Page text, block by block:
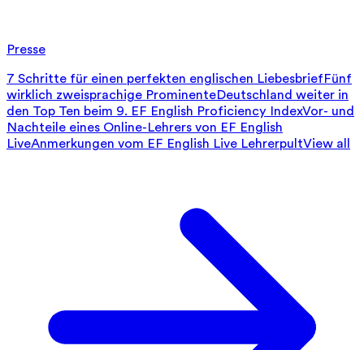
Presse
7 Schritte für einen perfekten englischen LiebesbriefFünf
wirklich zweisprachige ProminenteDeutschland weiter in
den Top Ten beim 9. EF English Proficiency IndexVor- und
Nachteile eines Online-Lehrers von EF English
LiveAnmerkungen vom EF English Live LehrerpultView all